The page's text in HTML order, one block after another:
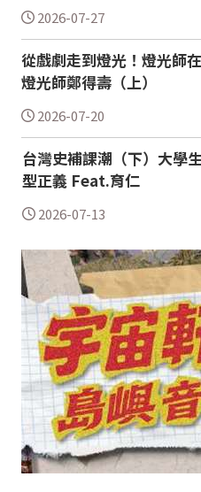
2026-07-27
從戲劇走到燈光！燈光師
燈光師鄭得壽（上）
2026-07-20
台灣史補課潮（下）大學
型正義 Feat.育仁
2026-07-13